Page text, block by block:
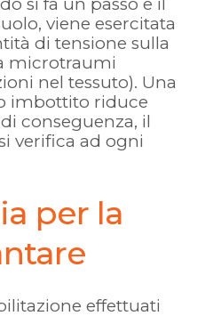
viene esercitata
di tensione sulla
microtraumi
nel tessuto). Una
imbottito riduce
conseguenza, il
verifica ad ogni
per la
effettuati